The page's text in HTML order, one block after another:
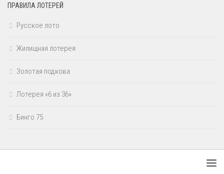
ПРАВИЛА ЛОТЕРЕЙ
Русское лото
Жилищная лотерея
Золотая подкова
Лотерея «6 из 36»
Бинго 75